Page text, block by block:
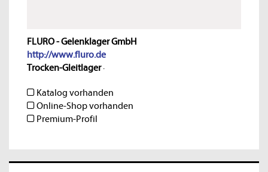
FLURO - Gelenklager GmbH
http://www.fluro.de
Trocken-Gleitlager·
Katalog vorhanden
Online-Shop vorhanden
Premium-Profil